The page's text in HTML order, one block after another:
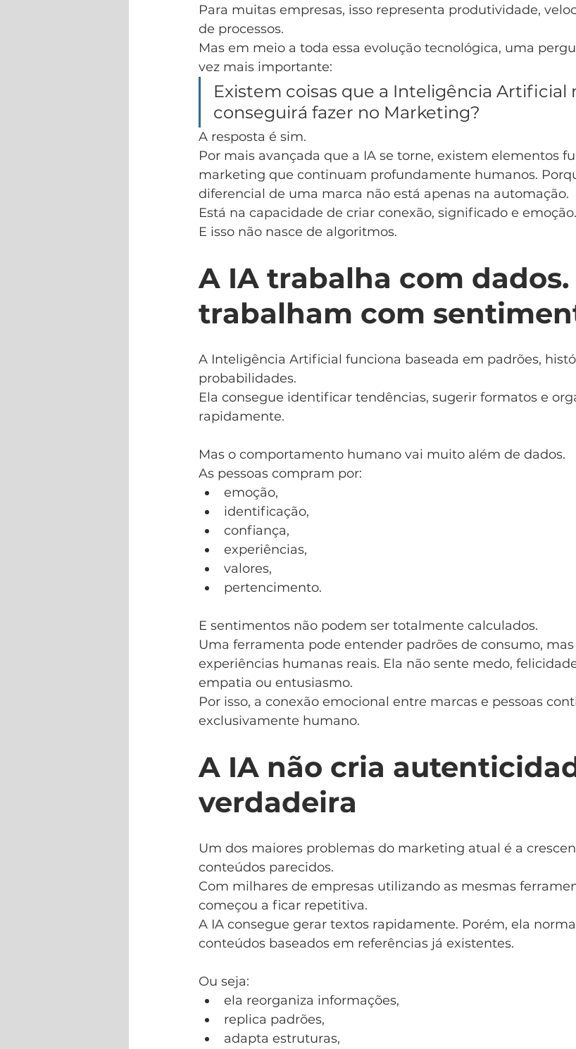
Para muitas empresas, isso representa produtividade,
de processos.
Mas em meio a toda essa evolução tecnológica, uma
vez mais importante:
Existem coisas que a Inteligência Artificial
conseguirá fazer no Marketing?
A resposta é sim.
Por mais avançada que a IA se torne, existem elementos
marketing que continuam profundamente humanos.
diferencial de uma marca não está apenas na automação.
Está na capacidade de criar conexão, significado e emoção.
E isso não nasce de algoritmos.
A IA trabalha com dados.
trabalham com
A Inteligência Artificial funciona baseada em padrões,
probabilidades.
Ela consegue identificar tendências, sugerir formatos e
rapidamente.
Mas o comportamento humano vai muito além de dados.
As pessoas compram por:
emoção,
identificação,
confiança,
experiências,
valores,
pertencimento.
E sentimentos não podem ser totalmente calculados.
Uma ferramenta pode entender padrões de consumo,
experiências humanas reais. Ela não sente medo,
empatia ou entusiasmo.
Por isso, a conexão emocional entre marcas e pessoas
exclusivamente humano.
A IA não cria
verdadeira
Um dos maiores problemas do marketing atual é a
conteúdos parecidos.
Com milhares de empresas utilizando as mesmas
começou a ficar repetitiva.
A IA consegue gerar textos rapidamente. Porém, ela
conteúdos baseados em referências já existentes.
Ou seja:
ela reorganiza informações,
replica padrões,
adapta estruturas,